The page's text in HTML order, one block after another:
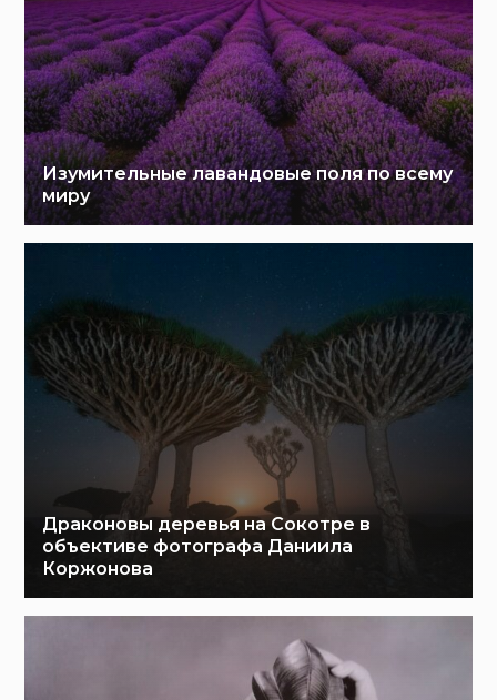
Изумительные лавандовые поля по всему
миру
Драконовы деревья на Сокотре в
объективе фотографа Даниила
Коржонова